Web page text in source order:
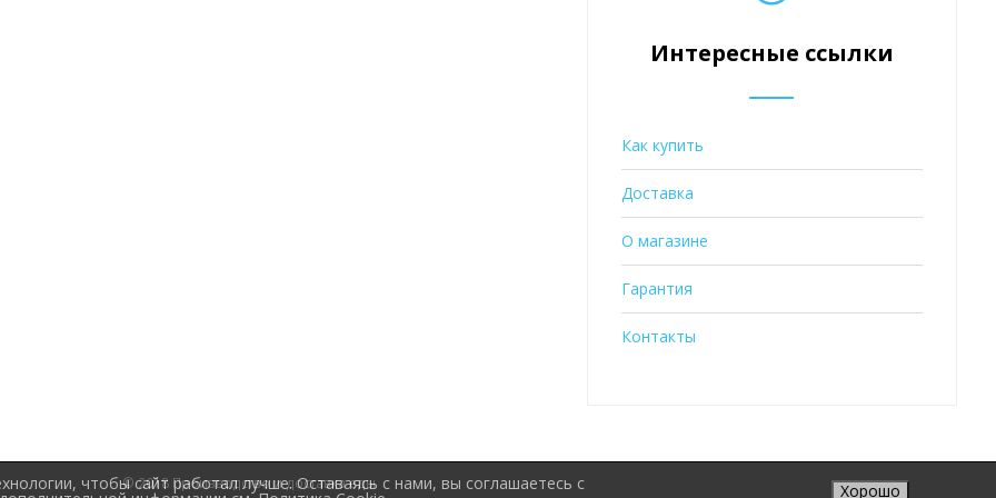
Интересные ссылки
Как купить
Доставка
О магазине
Гарантия
Контакты
© 2018 Производство и доставка еды
чтобы сайт работал лучше. Оставаясь с нами, вы соглашаетесь с Хорошо